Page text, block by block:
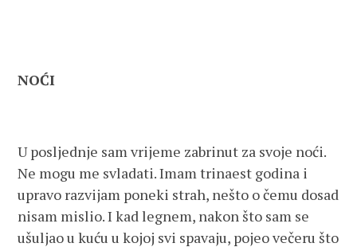
NOĆI
U posljednje sam vrijeme zabrinut za svoje noći.
Ne mogu me svladati. Imam trinaest godina i
upravo razvijam poneki strah, nešto o čemu dosad
nisam mislio. I kad legnem, nakon što sam se
ušuljao u kuću u kojoj svi spavaju, pojeo večeru što